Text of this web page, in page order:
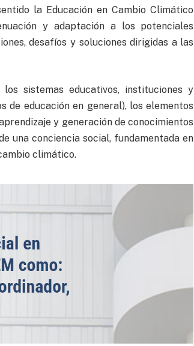
la Educación en Cambio Climático
y adaptación a los potenciales
desafíos y soluciones dirigidas a las
sistemas educativos, instituciones y
de educación en general), los elementos
y generación de conocimientos
una conciencia social, fundamentada en
climático.